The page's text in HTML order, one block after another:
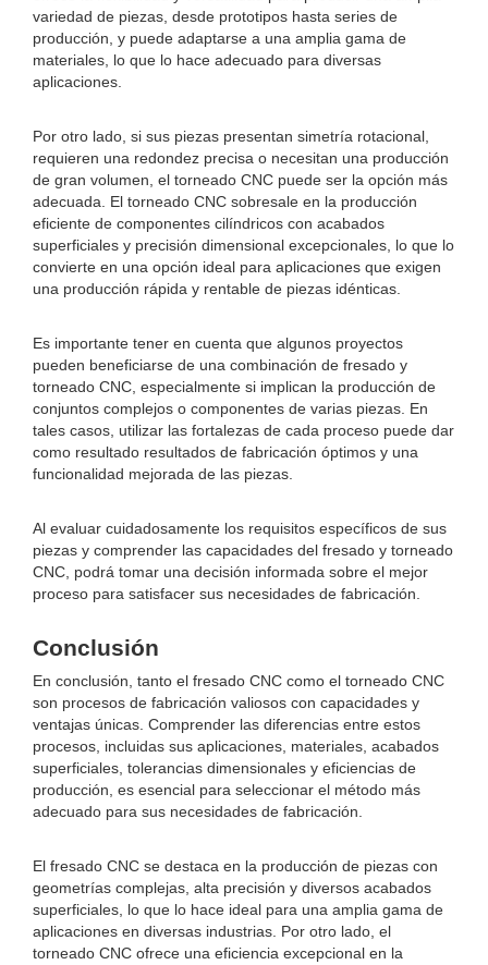
variedad de piezas, desde prototipos hasta series de
producción, y puede adaptarse a una amplia gama de
materiales, lo que lo hace adecuado para diversas
aplicaciones.
Por otro lado, si sus piezas presentan simetría rotacional,
requieren una redondez precisa o necesitan una producción
de gran volumen, el torneado CNC puede ser la opción más
adecuada. El torneado CNC sobresale en la producción
eficiente de componentes cilíndricos con acabados
superficiales y precisión dimensional excepcionales, lo que lo
convierte en una opción ideal para aplicaciones que exigen
una producción rápida y rentable de piezas idénticas.
Es importante tener en cuenta que algunos proyectos
pueden beneficiarse de una combinación de fresado y
torneado CNC, especialmente si implican la producción de
conjuntos complejos o componentes de varias piezas. En
tales casos, utilizar las fortalezas de cada proceso puede dar
como resultado resultados de fabricación óptimos y una
funcionalidad mejorada de las piezas.
Al evaluar cuidadosamente los requisitos específicos de sus
piezas y comprender las capacidades del fresado y torneado
CNC, podrá tomar una decisión informada sobre el mejor
proceso para satisfacer sus necesidades de fabricación.
Conclusión
En conclusión, tanto el fresado CNC como el torneado CNC
son procesos de fabricación valiosos con capacidades y
ventajas únicas. Comprender las diferencias entre estos
procesos, incluidas sus aplicaciones, materiales, acabados
superficiales, tolerancias dimensionales y eficiencias de
producción, es esencial para seleccionar el método más
adecuado para sus necesidades de fabricación.
El fresado CNC se destaca en la producción de piezas con
geometrías complejas, alta precisión y diversos acabados
superficiales, lo que lo hace ideal para una amplia gama de
aplicaciones en diversas industrias. Por otro lado, el
torneado CNC ofrece una eficiencia excepcional en la